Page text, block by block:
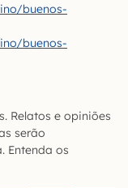
buenos-
buenos-
Relatos e opiniões
serão
Entenda os